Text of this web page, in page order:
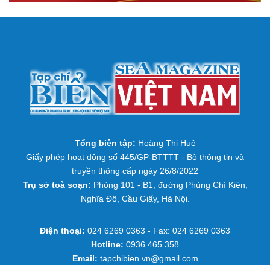
Tổng biên tập: Hoàng Thị Huệ
Giấy phép hoạt động số 445/GP-BTTTT - Bộ thông tin và
truyền thông cấp ngày 26/8/2022
Trụ sở toà soạn: Phòng 101 - B1, đường Phùng Chí Kiên,
Nghĩa Đô, Cầu Giấy, Hà Nội.
Điện thoại: 024 6269 0363 - Fax: 024 6269 0363
Hotline: 0936 465 358
Email: tapchibien.vn@gmail.com